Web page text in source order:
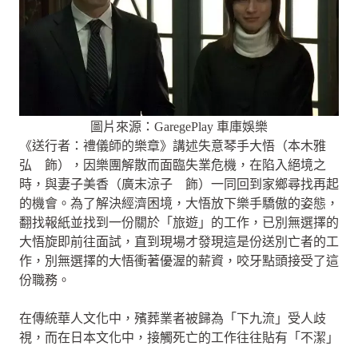
圖片來源：GaregePlay 車庫娛樂
《送行者：禮儀師的樂章》講述失意琴手大悟（本木雅
弘 飾），因樂團解散而面臨失業危機，在陷入絕境之
時，與妻子美香（廣末涼子 飾）一同回到家鄉尋找再起
的機會。為了解決經濟困境，大悟放下樂手驕傲的姿態，
翻找報紙並找到一份關於「旅遊」的工作，已別無選擇的
大悟旋即前往面試，直到現場才發現這是份送別亡者的工
作，別無選擇的大悟衝著優渥的薪資，咬牙點頭接受了這
份職務。
在傳統華人文化中，殯葬業者被歸為「下九流」受人歧
視，而在日本文化中，接觸死亡的工作往往貼有「不潔」